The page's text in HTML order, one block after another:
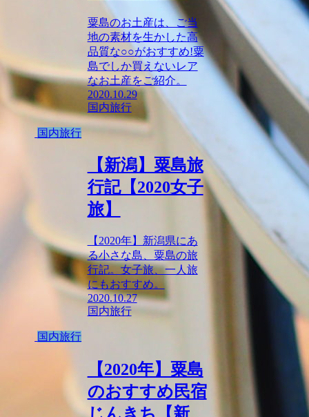
粟島のお土産は、ご当
地の素材を生かした高
品質な○○がおすすめ!粟
島でしか買えないレア
なお土産をご紹介。
2020.10.29
国内旅行
国内旅行
【新潟】粟島旅
行記【2020女子
旅】
【2020年】新潟県にあ
る小さな島、粟島の旅
行記。女子旅、一人旅
にもおすすめ。
2020.10.27
国内旅行
国内旅行
【2020年】粟島
のおすすめ民宿